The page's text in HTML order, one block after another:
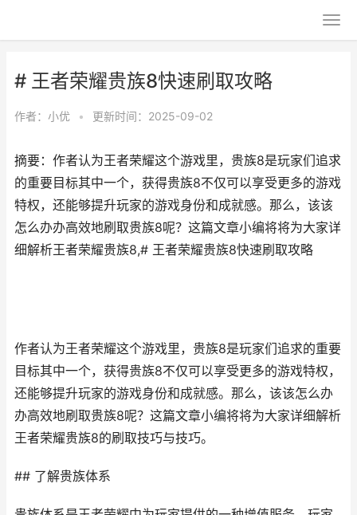
# 王者荣耀贵族8快速刷取攻略
作者： 小优 • 更新时间：2025-09-02
摘要：作者认为王者荣耀这个游戏里，贵族8是玩家们追求
的重要目标其中一个，获得贵族8不仅可以享受更多的游戏
特权，还能够提升玩家的游戏身份和成就感。那么，该该
怎么办办高效地刷取贵族8呢？这篇文章小编将将为大家详
细解析王者荣耀贵族8,# 王者荣耀贵族8快速刷取攻略
作者认为王者荣耀这个游戏里，贵族8是玩家们追求的重要
目标其中一个，获得贵族8不仅可以享受更多的游戏特权，
还能够提升玩家的游戏身份和成就感。那么，该该怎么办
办高效地刷取贵族8呢？这篇文章小编将将为大家详细解析
王者荣耀贵族8的刷取技巧与技巧。
## 了解贵族体系